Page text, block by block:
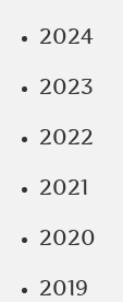
2024
2023
2022
2021
2020
2019